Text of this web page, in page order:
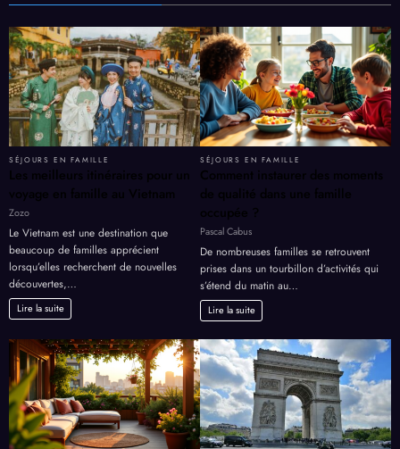
SÉJOURS EN FAMILLE
Les meilleurs itinéraires pour un
voyage en famille au Vietnam
Zozo
Le Vietnam est une destination que
beaucoup de familles apprécient
lorsqu’elles recherchent de nouvelles
découvertes,…
Lire la suite
SÉJOURS EN FAMILLE
Comment instaurer des moments
de qualité dans une famille
occupée ?
Pascal Cabus
De nombreuses familles se retrouvent
prises dans un tourbillon d’activités qui
s’étend du matin au…
Lire la suite